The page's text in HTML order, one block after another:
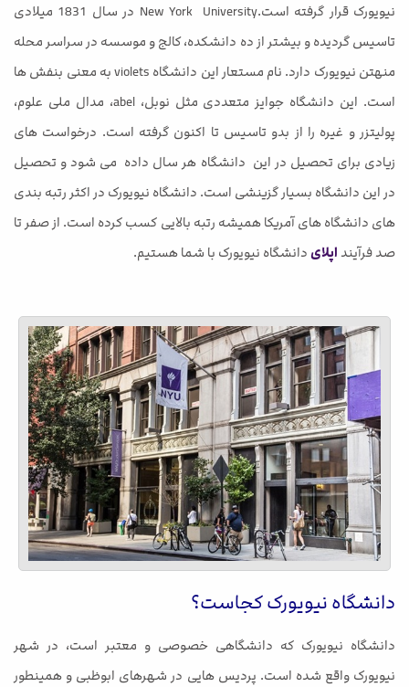
نیویورک قرار گرفته است.New York University در سال 1831 میلادی
تاسیس گردیده و بیشتر از ده دانشکده، کالج و موسسه در سراسر محله
منهتن نیویورک دارد. نام مستعار این دانشگاه violets به معنی بنفش ها
است. این دانشگاه جوایز متعددی مثل نوبل، abel، مدال ملی علوم،
پولیتزر و غیره را از بدو تاسیس تا اکنون گرفته است. درخواست های
زیادی برای تحصیل در این دانشگاه هر سال داده می شود و تحصیل
در این دانشگاه بسیار گزینشی است. دانشگاه نیویورک در اکثر رتبه بندی
های دانشگاه های آمریکا همیشه رتبه بالایی کسب کرده است. از صفر تا
صد فرآینداپلایدانشگاه نیویورک با شما هستیم.
دانشگاه نیویورک کجاست؟
دانشگاه نیویورک که دانشگاهی خصوصی و معتبر است، در شهر
نیویورک واقع شده است. پردیس هایی در شهرهای ابوظبی و همینطور